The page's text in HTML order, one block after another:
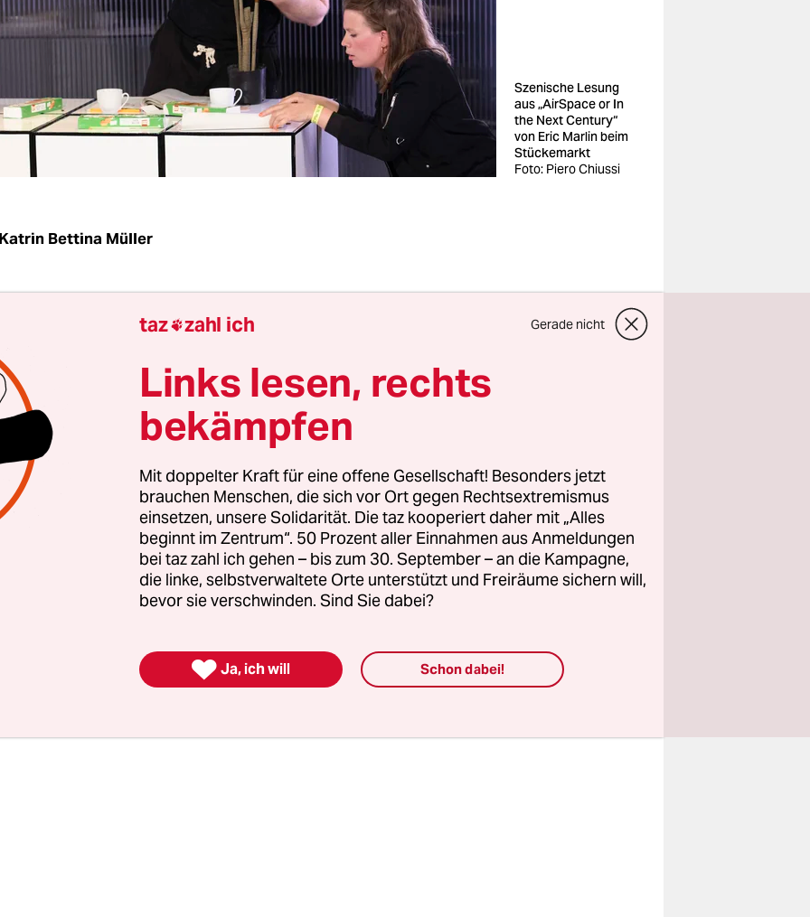
Szenische Lesung
aus „AirSpace or In
the Next Century“
von Eric Marlin beim
Stückemarkt
Foto: Piero Chiussi
Katrin Bettina Müller
dem Haus der Berliner Festspiele, kommt ein junger
mit einer Gruppe junger Leute ins Gespräch, die ihm
ihre Flaschen geben. Eine alltägliche Szene? Nein, eher
denn die Scham davor, seine Bedürftigkeit sichtbar
zieht meist Trennungslinien zwischen den
und denen, die ihre Pfandflaschen stehen lassen.
das Kolektiv Igralke & Tjaša Črnigoj aus Rijeka (Kroatien)
Sie haben über Rentnerinnen recherchiert, deren
Arbeitsjahre nicht reichte, sie vor dem Rauswurf aus
zu bewahren. Mit vier der alten Damen haben Sendi
Marija Brđanović, Anja Sabol und Vanda Velagić
berührendes dokumentarisches Theaterstück über vier
die zuvor als Lehrerin, Bankangstellte
taz zahl ich Gerade nicht
Links lesen, rechts
bekämpfen
Mit doppelter Kraft für eine offene Gesellschaft! Besonders jetzt
brauchen Menschen, die sich vor Ort gegen Rechtsextremismus
einsetzen, unsere Solidarität. Die taz kooperiert daher mit „Alles
beginnt im Zentrum“. 50 Prozent aller Einnahmen aus Anmeldungen
bei taz zahl ich gehen – bis zum 30. September – an die Kampagne,
die linke, selbstverwaltete Orte unterstützt und Freiräume sichern will,
bevor sie verschwinden. Sind Sie dabei?
 Ja, ich will Schon dabei!